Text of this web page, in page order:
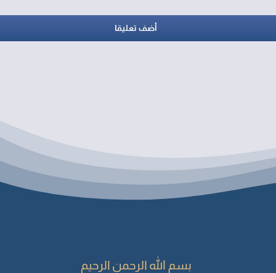
بسم الله الرحمن الرحيم